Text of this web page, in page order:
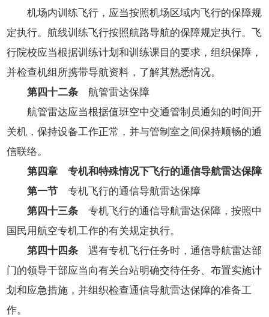
机场内训练飞行，应当按照机场区域内飞行的保障规
定执行。航线训练飞行按照航路导航的保障规定执行。飞
行院校应当根据训练计划和训练课目的要求，组织保障，
并检查机组所携带导航资料，了解其熟悉情况。
第四十二条航管雷达保障
航管雷达应当根据值班空中交通管制员通知的时间开
关机，保持设备工作正常，并与管制室之间保持顺畅的通
信联络。
第四章 专机和特殊情况下飞行的通信导航雷达保障
第一节 专机飞行的通信导航雷达保障
第四十三条专机飞行的通信导航雷达保障，按照中
国民用航空专机工作的有关规定执行。
第四十四条遇有专机飞行任务时，通信导航雷达部
门的领导干部应当向有关台站明确交待任务、布置实施计
划和应急措施，并组织检查通信导航雷达保障的准备工
作。